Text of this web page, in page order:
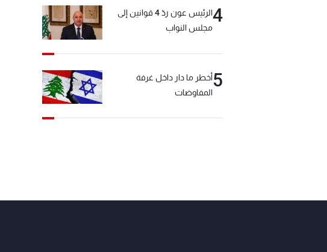
4
الرئيس عون ردّ 4 قوانين إلى
مجلس النواب
5أخطر ما دار داخل غرفة
المفاوضات